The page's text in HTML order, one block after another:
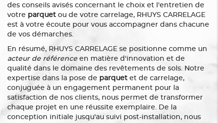
des conseils avisés concernant le choix et l'entretien de
votre parquet ou de votre carrelage, RHUYS CARRELAGE
est à votre écoute pour vous accompagner dans chacune
de vos démarches.
En résumé, RHUYS CARRELAGE se positionne comme un
acteur de référence en matière d'innovation et de
qualité dans le domaine des revêtements de sols. Notre
expertise dans la pose de parquet et de carrelage,
conjuguée à un engagement permanent pour la
satisfaction de nos clients, nous permet de transformer
chaque projet en une réussite exemplaire. De la
conception initiale jusqu'au suivi post-installation, nous